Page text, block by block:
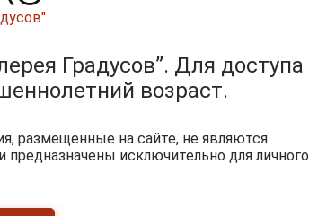
Градусов”. Для доступа
возраст.
размещенные на сайте, не являются
исключительно для личного